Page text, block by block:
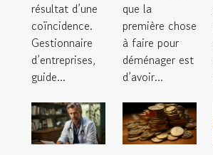
résultat d’une
coïncidence.
Gestionnaire
d’entreprises,
guide...
que la
première chose
à faire pour
déménager est
d’avoir...